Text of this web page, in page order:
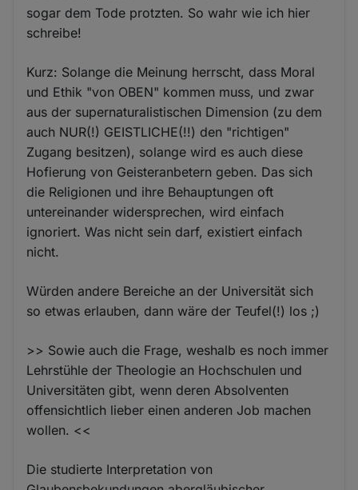
sogar dem Tode protzten. So wahr wie ich hier
schreibe!
Kurz: Solange die Meinung herrscht, dass Moral
und Ethik "von OBEN" kommen muss, und zwar
aus der supernaturalistischen Dimension (zu dem
auch NUR(!) GEISTLICHE(!!) den "richtigen"
Zugang besitzen), solange wird es auch diese
Hofierung von Geisteranbetern geben. Das sich
die Religionen und ihre Behauptungen oft
untereinander widersprechen, wird einfach
ignoriert. Was nicht sein darf, existiert einfach
nicht.
Würden andere Bereiche an der Universität sich
so etwas erlauben, dann wäre der Teufel(!) los ;)
>> Sowie auch die Frage, weshalb es noch immer
Lehrstühle der Theologie an Hochschulen und
Universitäten gibt, wenn deren Absolventen
offensichtlich lieber einen anderen Job machen
wollen. <<
Die studierte Interpretation von